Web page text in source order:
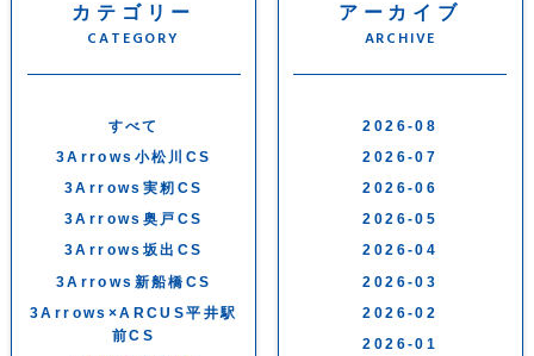
カテゴリー
CATEGORY
すべて
3Arrows小松川CS
3Arrows実籾CS
3Arrows奥戸CS
3Arrows坂出CS
3Arrows新船橋CS
3Arrows×ARCUS平井駅
前CS
アーカイブ
ARCHIVE
2026-08
2026-07
2026-06
2026-05
2026-04
2026-03
2026-02
2026-01